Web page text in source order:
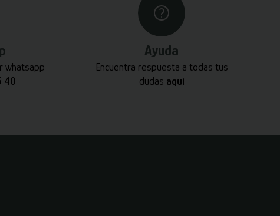
whatsapp
40
Ayuda
Encuentra respuesta a todas tus
dudas aquí